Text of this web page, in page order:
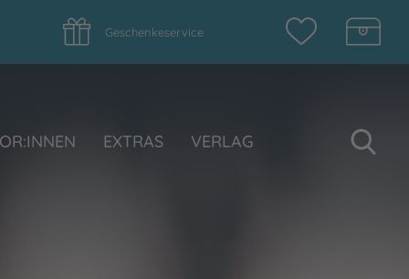
Geschenkeservice
EXTRAS VERLAG